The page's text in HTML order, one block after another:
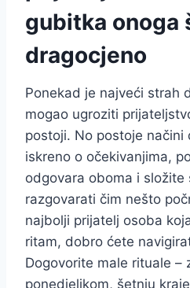
gubitka onoga
dragocjeno
Ponekad je najveći strah
mogao ugroziti
postoji. No postoje načini
iskreno o očekivanjima,
odgovara oboma i složite
razgovarati čim nešto
najbolji prijatelj osoba
ritam, dobro ćete
Dogovorite male rituale –
ponedjeljkom, šetnju